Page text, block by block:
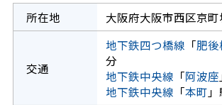
所在地 大阪府大阪市西区京町
交通
地下鉄四つ橋線 「肥後
分
地下鉄中央線 「阿波座
地下鉄中央線 「本町